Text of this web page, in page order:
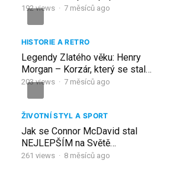
192views · 7 měsíců ago
HISTORIE A RETRO
Legendy Zlatého věku: Henry
Morgan – Korzár, který se stal
rytířem
203views · 7 měsíců ago
ŽIVOTNÍ STYL A SPORT
Jak se Connor McDavid stal
NEJLEPŠÍM na Světě…
261 views · 8 měsíců ago